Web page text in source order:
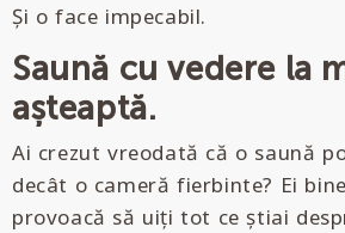
Și o face impecabil.
Saună cu vedere la
așteaptă.
Ai crezut vreodată că o saună
decât o cameră fierbinte? Ei
provoacă să uiți tot ce știai